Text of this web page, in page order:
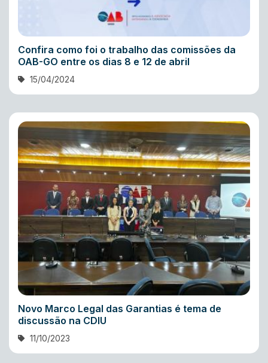
Confira como foi o trabalho das comissões da
OAB-GO entre os dias 8 e 12 de abril
15/04/2024
Novo Marco Legal das Garantias é tema de
discussão na CDIU
11/10/2023